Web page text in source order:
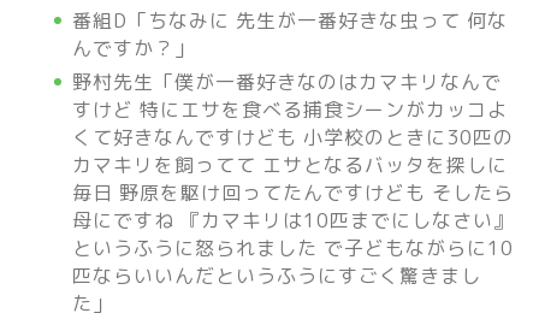
番組D「ちなみに 先生が一番好きな虫って 何な
んですか？」
野村先生「僕が一番好きなのはカマキリなんで
すけど 特にエサを食べる捕食シーンがカッコよ
くて好きなんですけども 小学校のときに30匹の
カマキリを飼ってて エサとなるバッタを探しに
毎日 野原を駆け回ってたんですけども そしたら
母にですね 『カマキリは10匹までにしなさい』
というふうに怒られました で子どもながらに10
匹ならいいんだというふうにすごく驚きまし
た」